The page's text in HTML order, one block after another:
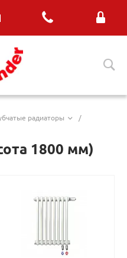
радиаторы
/
1800 мм)